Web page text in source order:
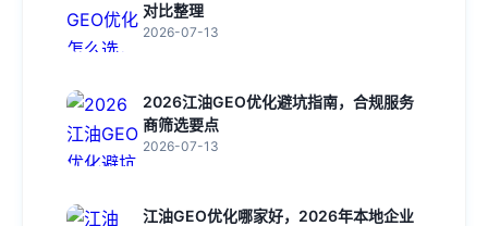
对比整理
2026-07-13
2026江油GEO优化避坑指南，合规服务
商筛选要点
2026-07-13
江油GEO优化哪家好，2026年本地企业